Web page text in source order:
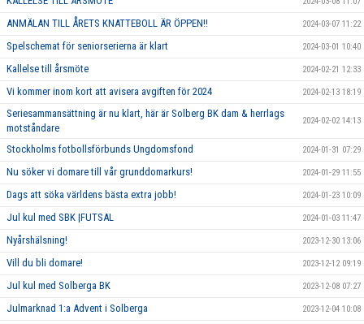
ANMÄLAN TILL ÅRETS KNATTEBOLL ÄR ÖPPEN!! 2024-03-07 11:22
Spelschemat för seniorserierna är klart 2024-03-01 10:40
Kallelse till årsmöte 2024-02-21 12:33
Vi kommer inom kort att avisera avgiften för 2024 2024-02-13 18:19
Seriesammansättning är nu klart, här är Solberg BK dam & herrlags
motståndare
2024-02-02 14:13
Stockholms fotbollsförbunds Ungdomsfond 2024-01-31 07:29
Nu söker vi domare till vår grunddomarkurs! 2024-01-29 11:55
Dags att söka världens bästa extra jobb! 2024-01-23 10:09
Jul kul med SBK |FUTSAL 2024-01-03 11:47
Nyårshälsning! 2023-12-30 13:06
Vill du bli domare! 2023-12-12 09:19
Jul kul med Solberga BK 2023-12-08 07:27
Julmarknad 1:a Advent i Solberga 2023-12-04 10:08